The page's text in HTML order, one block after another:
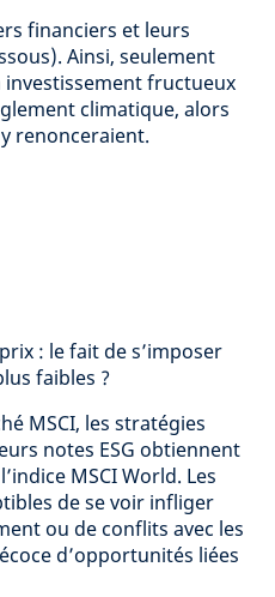
financiers et leurs
Ainsi, seulement
investissement fructueux
climatique, alors
renonceraient.
: le fait de s’imposer
faibles ?
MSCI, les stratégies
notes ESG obtiennent
MSCI World. Les
de se voir infliger
ou de conflits avec les
d’opportunités liées